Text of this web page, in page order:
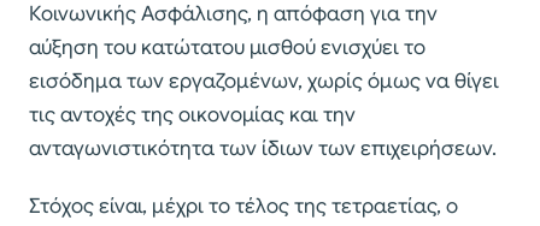
Κοινωνικής Ασφάλισης, η απόφαση για την
αύξηση του κατώτατου μισθού ενισχύει το
εισόδημα των εργαζομένων, χωρίς όμως να θίγει
τις αντοχές της οικονομίας και την
ανταγωνιστικότητα των ίδιων των επιχειρήσεων.
Στόχος είναι, μέχρι το τέλος της τετραετίας, ο